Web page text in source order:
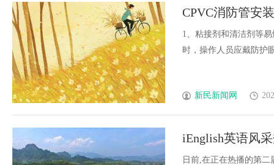
CPVC消防管安
1、粘接剂和清洁剂等
时，操作人员应戴防护
新民新闻网
iEnglish英语风
日前,在正在热播的第